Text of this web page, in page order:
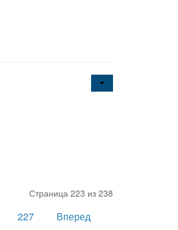
Страница 223 из 238
227
Вперед